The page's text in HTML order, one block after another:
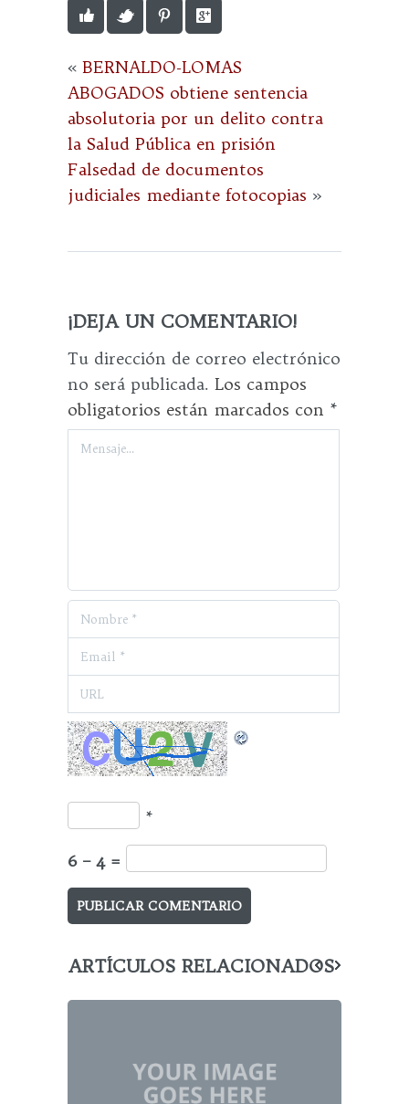
« BERNALDO-LOMAS
ABOGADOS obtiene sentencia
absolutoria por un delito contra
la Salud Pública en prisión
Falsedad de documentos
judiciales mediante fotocopias »
¡DEJA UN COMENTARIO!
Tu dirección de correo electrónico
no será publicada. Los campos
obligatorios están marcados con *
*
6 − 4 =
ARTÍCULOS RELACIONADOS